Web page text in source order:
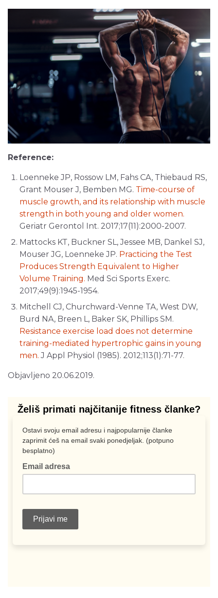
Reference:
Loenneke JP, Rossow LM, Fahs CA, Thiebaud RS,
Grant Mouser J, Bemben MG. Time-course of
muscle growth, and its relationship with muscle
strength in both young and older women.
Geriatr Gerontol Int. 2017;17(11):2000-2007.
Mattocks KT, Buckner SL, Jessee MB, Dankel SJ,
Mouser JG, Loenneke JP. Practicing the Test
Produces Strength Equivalent to Higher
Volume Training. Med Sci Sports Exerc.
2017;49(9):1945-1954.
Mitchell CJ, Churchward-Venne TA, West DW,
Burd NA, Breen L, Baker SK, Phillips SM.
Resistance exercise load does not determine
training-mediated hypertrophic gains in young
men. J Appl Physiol (1985). 2012;113(1):71-77.
Objavljeno 20.06.2019.